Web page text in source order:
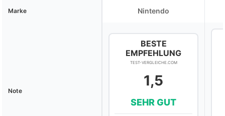
Marke Nintendo
Note
BESTE
EMPFEHLUNG
TEST-VERGLEICHE.COM
1,5
SEHR GUT